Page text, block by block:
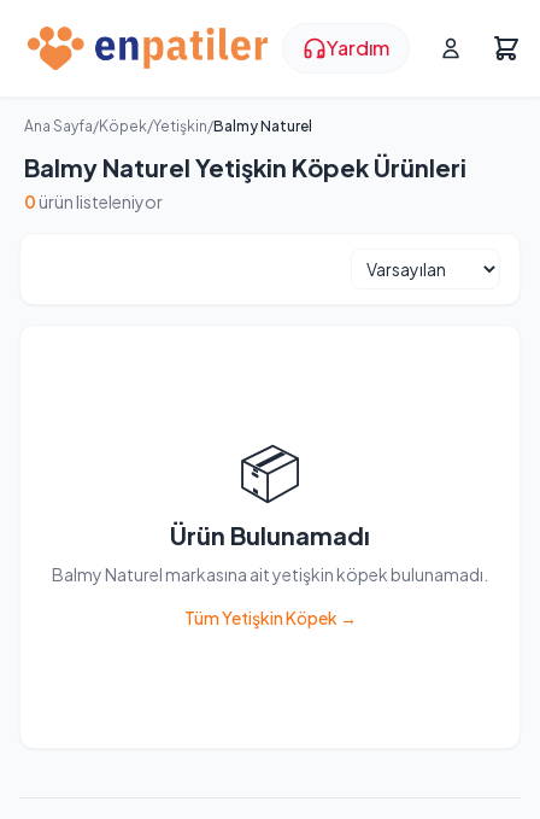
Yardım
Ana Sayfa/Köpek/Yetişkin/Balmy Naturel
Balmy Naturel Yetişkin Köpek Ürünleri
0 ürün listeleniyor
📦
Ürün Bulunamadı
Balmy Naturel markasına ait yetişkin köpek bulunamadı.
Tüm Yetişkin Köpek →